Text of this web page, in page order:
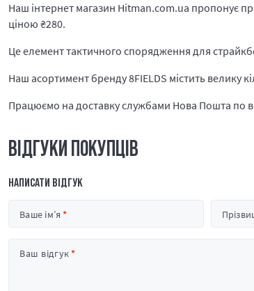
Наш інтернет магазин Hitman.com.ua пропонує
ціною ₴280.
Це елемент тактичного спорядження для
Наш асортимент бренду 8FIELDS містить велику
Працюємо на доставку службами Нова Пошта по
ВІДГУКИ ПОКУПЦІВ
НАПИСАТИ ВІДГУК
Ваше ім’я
Ваш відгук